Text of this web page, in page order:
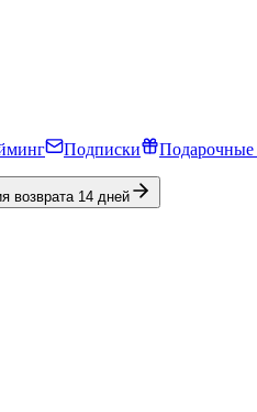
Подписки Подарочные
возврата 14 дней